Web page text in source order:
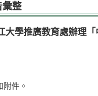
彙整
大學推廣教育處辦理「
附件。